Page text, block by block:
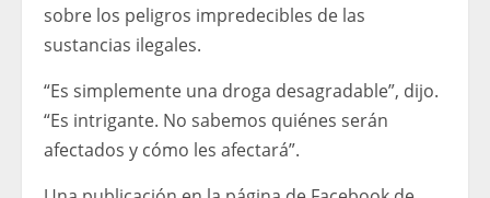
sobre los peligros impredecibles de las
sustancias ilegales.
“Es simplemente una droga desagradable”, dijo.
“Es intrigante. No sabemos quiénes serán
afectados y cómo les afectará”.